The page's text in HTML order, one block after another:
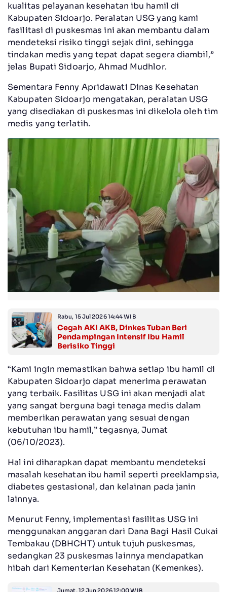
kualitas pelayanan kesehatan ibu hamil di
Kabupaten Sidoarjo. Peralatan USG yang kami
fasilitasi di puskesmas ini akan membantu dalam
mendeteksi risiko tinggi sejak dini, sehingga
tindakan medis yang tepat dapat segera diambil,”
jelas Bupati Sidoarjo, Ahmad Mudhlor.
Sementara Fenny Apridawati Dinas Kesehatan
Kabupaten Sidoarjo mengatakan, peralatan USG
yang disediakan di puskesmas ini dikelola oleh tim
medis yang terlatih.
Rabu, 15 Jul 2026 14:44 WIB
Cegah AKI AKB, Dinkes Tuban Beri
Pendampingan Intensif Ibu Hamil
Berisiko Tinggi
“Kami ingin memastikan bahwa setiap ibu hamil di
Kabupaten Sidoarjo dapat menerima perawatan
yang terbaik. Fasilitas USG ini akan menjadi alat
yang sangat berguna bagi tenaga medis dalam
memberikan perawatan yang sesuai dengan
kebutuhan ibu hamil,” tegasnya, Jumat
(06/10/2023).
Hal ini diharapkan dapat membantu mendeteksi
masalah kesehatan ibu hamil seperti preeklampsia,
diabetes gestasional, dan kelainan pada janin
lainnya.
Menurut Fenny, implementasi fasilitas USG ini
menggunakan anggaran dari Dana Bagi Hasil Cukai
Tembakau (DBHCHT) untuk tujuh puskesmas,
sedangkan 23 puskesmas lainnya mendapatkan
hibah dari Kementerian Kesehatan (Kemenkes).
Jumat, 12 Jun 2026 12:00 WIB